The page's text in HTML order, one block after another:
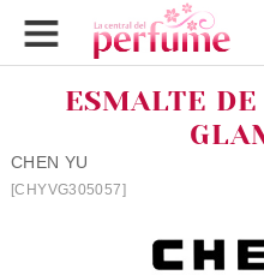
ESMALTE
CHEN YU
[CHYVG305057]